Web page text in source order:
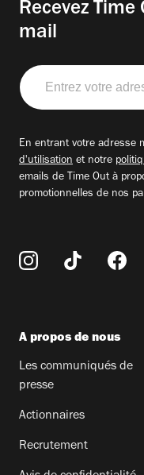
Recevez Time
mail
Entrez
votre
adresse
En entrant votre adresse
d'utilisation et notre
emails de Time Out à
promotionnelles de nos
A propos de nous
Les communiqués de
presse
Actionnaires
Recrutement